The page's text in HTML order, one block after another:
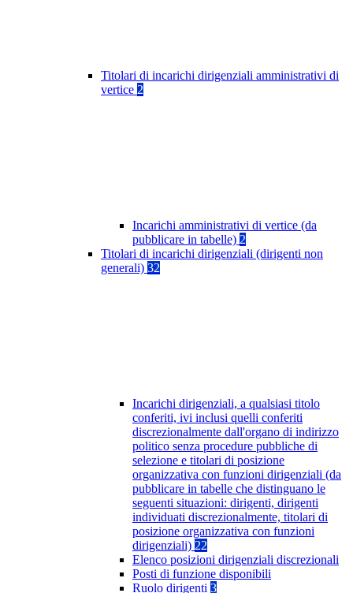
Titolari di incarichi dirigenziali amministrativi di
vertice 2
Incarichi amministrativi di vertice (da
pubblicare in tabelle) 2
Titolari di incarichi dirigenziali (dirigenti non
generali) 32
Incarichi dirigenziali, a qualsiasi titolo
conferiti, ivi inclusi quelli conferiti
discrezionalmente dall'organo di indirizzo
politico senza procedure pubbliche di
selezione e titolari di posizione
organizzativa con funzioni dirigenziali (da
pubblicare in tabelle che distinguano le
seguenti situazioni: dirigenti, dirigenti
individuati discrezionalmente, titolari di
posizione organizzativa con funzioni
dirigenziali) 22
Elenco posizioni dirigenziali discrezionali
Posti di funzione disponibili
Ruolo dirigenti 3